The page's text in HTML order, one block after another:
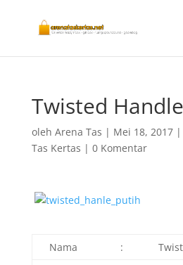
Twisted
oleh Arena Tas | Mei 18, 2017|
Tas Kertas | 0 Komentar
Nama :